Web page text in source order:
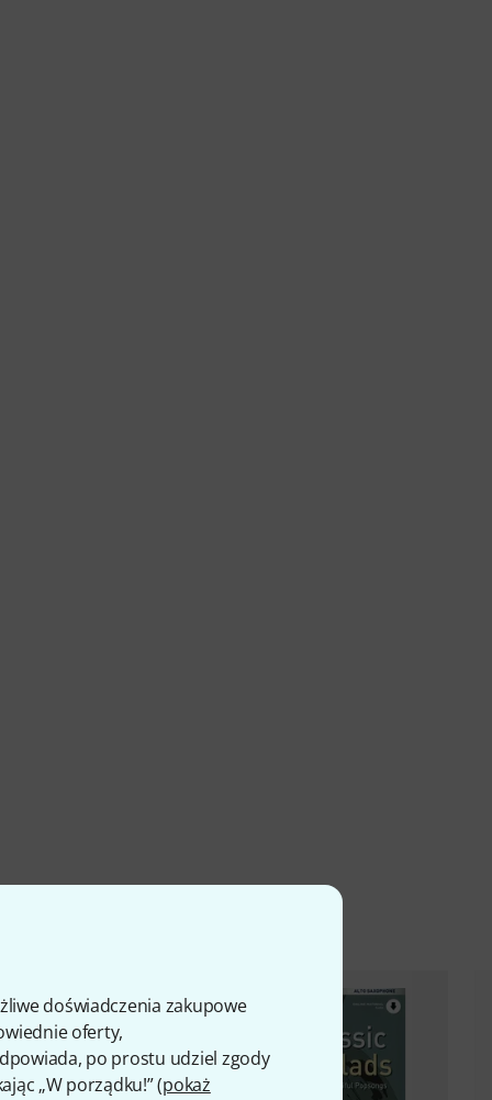
doświadczenia zakupowe
oferty,
po prostu udziel zgody
„W porządku!” (pokaż